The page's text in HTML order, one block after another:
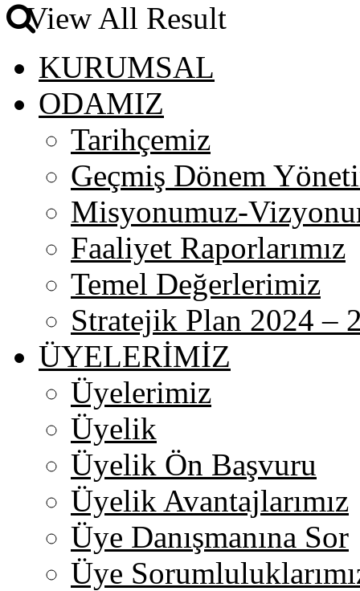
View All Result
KURUMSAL
ODAMIZ
Tarihçemiz
Geçmiş Dönem
Misyonumuz-
Faaliyet Raporlarımız
Temel Değerlerimiz
Stratejik Plan 2024 –
ÜYELERİMİZ
Üyelerimiz
Üyelik
Üyelik Ön Başvuru
Üyelik Avantajlarımız
Üye Danışmanına Sor
Üye